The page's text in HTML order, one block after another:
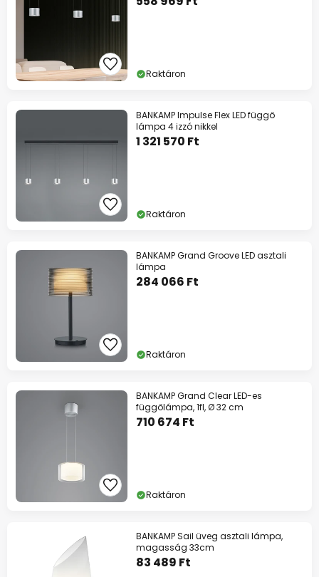
Raktáron
BANKAMP Impulse Flex LED függő
lámpa 4 izzó nikkel
1 321 570 Ft
Raktáron
BANKAMP Grand Groove LED asztali
lámpa
284 066 Ft
Raktáron
BANKAMP Grand Clear LED-es
függőlámpa, 1fl, Ø 32 cm
710 674 Ft
Raktáron
BANKAMP Sail üveg asztali lámpa,
magasság 33cm
83 489 Ft